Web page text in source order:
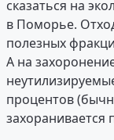
сказаться на
в Поморье.
полезных
А на
процентов
захоранивается